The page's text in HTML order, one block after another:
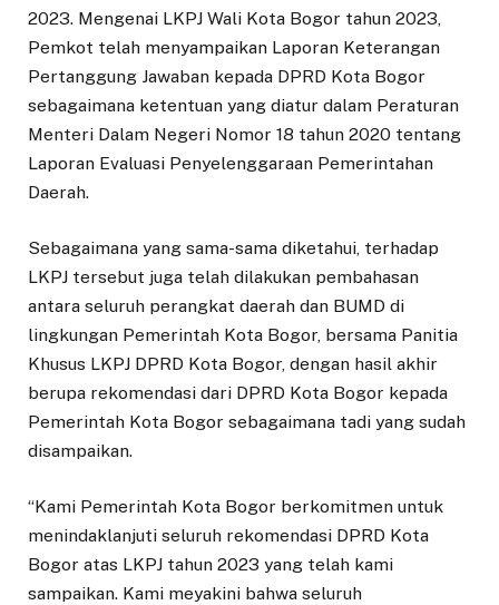
2023. Mengenai LKPJ Wali Kota Bogor tahun 2023,
Pemkot telah menyampaikan Laporan Keterangan
Pertanggung Jawaban kepada DPRD Kota Bogor
sebagaimana ketentuan yang diatur dalam Peraturan
Menteri Dalam Negeri Nomor 18 tahun 2020 tentang
Laporan Evaluasi Penyelenggaraan Pemerintahan
Daerah.
Sebagaimana yang sama-sama diketahui, terhadap
LKPJ tersebut juga telah dilakukan pembahasan
antara seluruh perangkat daerah dan BUMD di
lingkungan Pemerintah Kota Bogor, bersama Panitia
Khusus LKPJ DPRD Kota Bogor, dengan hasil akhir
berupa rekomendasi dari DPRD Kota Bogor kepada
Pemerintah Kota Bogor sebagaimana tadi yang sudah
disampaikan.
“Kami Pemerintah Kota Bogor berkomitmen untuk
menindaklanjuti seluruh rekomendasi DPRD Kota
Bogor atas LKPJ tahun 2023 yang telah kami
sampaikan. Kami meyakini bahwa seluruh